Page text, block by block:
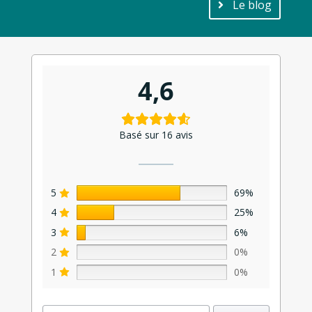
Le blog
4,6
Basé sur 16 avis
5
69%
4
25%
3
6%
2
0%
1
0%